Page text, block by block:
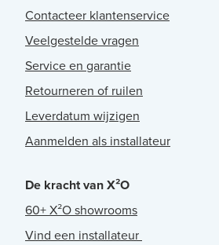
Contacteer klantenservice
Veelgestelde vragen
Service en garantie
Retourneren of ruilen
Leverdatum wijzigen
Aanmelden als installateur
De kracht van X²O
60+ X²O showrooms
Vind een installateur